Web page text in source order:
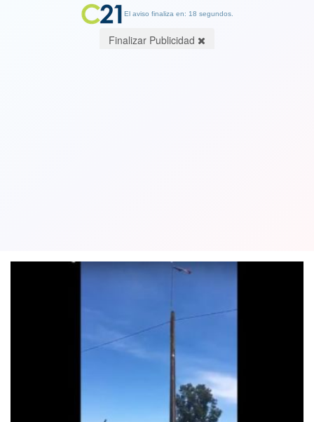
El aviso finaliza en: 18 segundos.
Finalizar Publicidad